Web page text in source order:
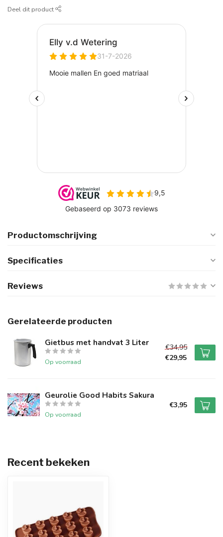
Deel dit product
Productomschrijving
Specificaties
Reviews
Gerelateerde producten
Gietbus met handvat 3 Liter
Op voorraad
€34,95
€29,95
Geurolie Good Habits Sakura
Op voorraad
€3,95
Recent bekeken